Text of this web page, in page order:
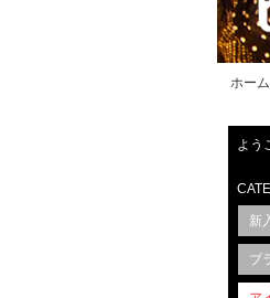
ホーム
よう
新
ブ